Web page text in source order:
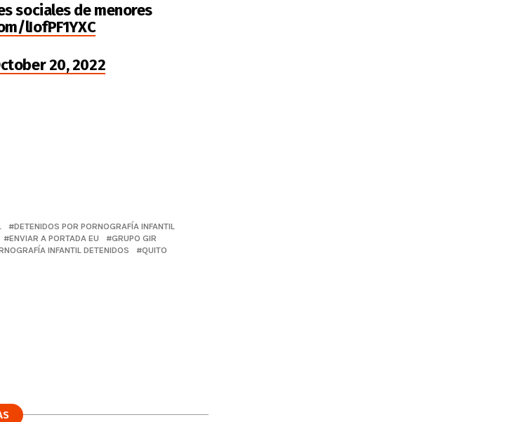
sociales de menores
lIofPF1YXC
20, 2022
DETENIDOS POR PORNOGRAFÍA INFANTIL
ENVIAR A PORTADA EU
GRUPO GIR
INFANTIL DETENIDOS QUITO